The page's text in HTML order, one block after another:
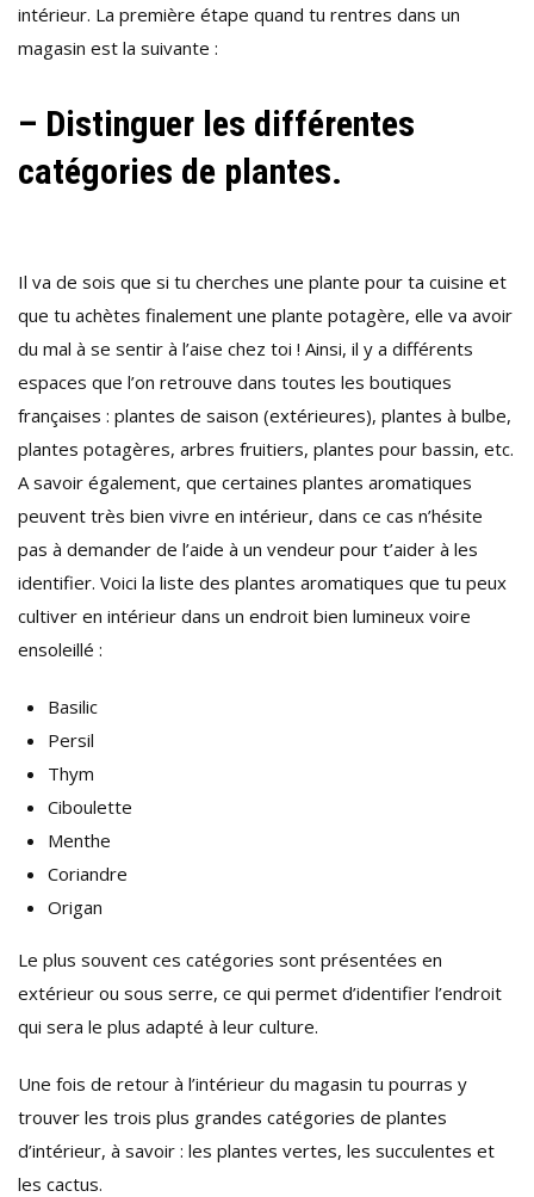
intérieur. La première étape quand tu rentres dans un
magasin est la suivante :
– Distinguer les différentes
catégories de plantes.
Il va de sois que si tu cherches une plante pour ta cuisine et
que tu achètes finalement une plante potagère, elle va avoir
du mal à se sentir à l’aise chez toi ! Ainsi, il y a différents
espaces que l’on retrouve dans toutes les boutiques
françaises : plantes de saison (extérieures), plantes à bulbe,
plantes potagères, arbres fruitiers, plantes pour bassin, etc.
A savoir également, que certaines plantes aromatiques
peuvent très bien vivre en intérieur, dans ce cas n’hésite
pas à demander de l’aide à un vendeur pour t’aider à les
identifier. Voici la liste des plantes aromatiques que tu peux
cultiver en intérieur dans un endroit bien lumineux voire
ensoleillé :
Basilic
Persil
Thym
Ciboulette
Menthe
Coriandre
Origan
Le plus souvent ces catégories sont présentées en
extérieur ou sous serre, ce qui permet d’identifier l’endroit
qui sera le plus adapté à leur culture.
Une fois de retour à l’intérieur du magasin tu pourras y
trouver les trois plus grandes catégories de plantes
d’intérieur, à savoir : les plantes vertes, les succulentes et
les cactus.